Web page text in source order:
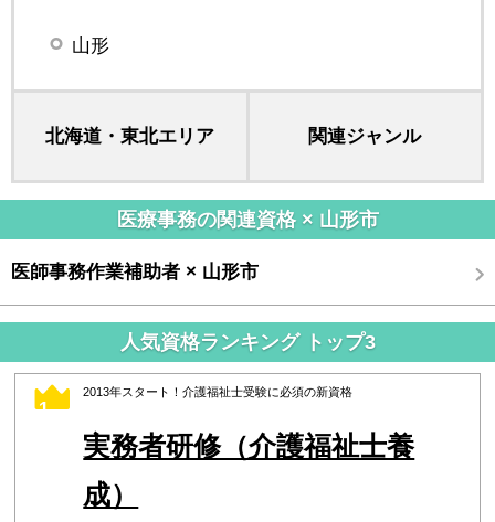
山形
北海道・東北エリア 関連ジャンル
医療事務の関連資格 × 山形市
医師事務作業補助者 × 山形市
人気資格ランキング トップ3
1
2013年スタート！介護福祉士受験に必須の新資格
実務者研修（介護福祉士養
成）